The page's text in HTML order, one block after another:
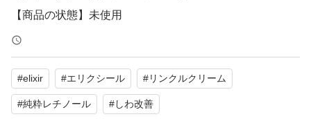
【商品の状態】未使用
【内容量】15g
よろしくお願いいたします。
#elixir #エリクシール #リンクルクリーム
#純粋レチノール #しわ改善